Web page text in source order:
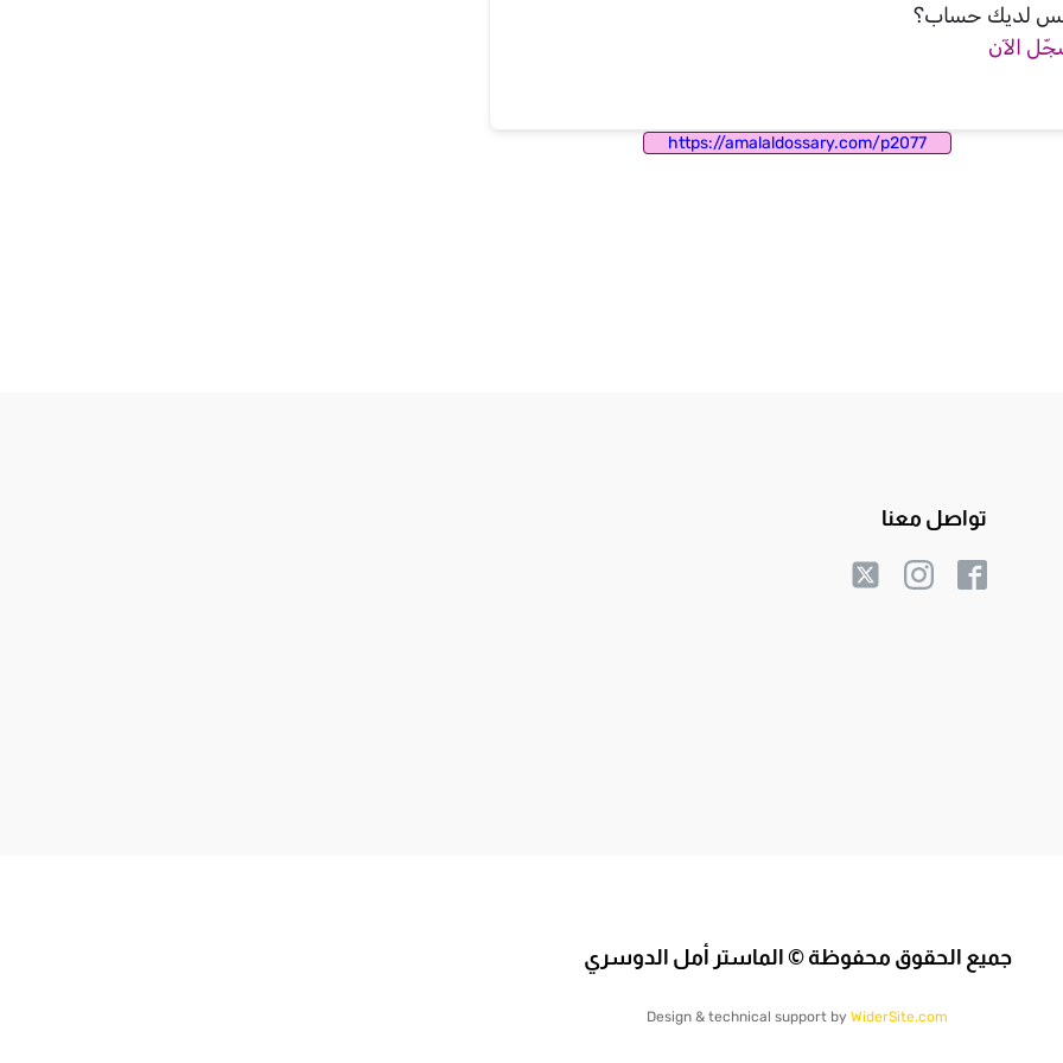
لديك حساب؟
الآن
https://amalaldossary.com/p2077
تواصل معنا
جميع الحقوق محفوظة © الماستر أمل الدوسري
Design & technical support by WiderSite.com